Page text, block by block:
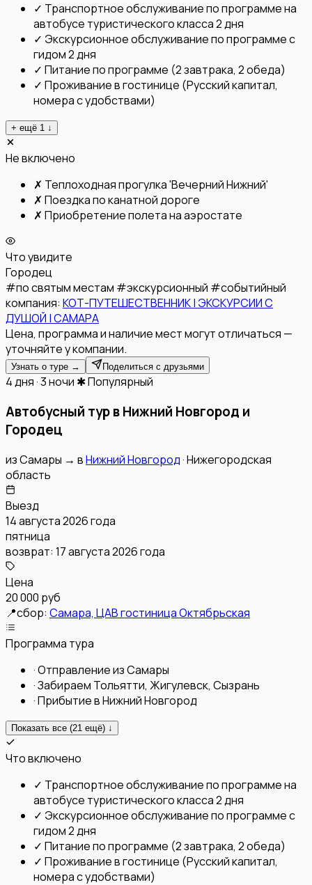
✓ Транспортное обслуживание по программе на
автобусе туристического класса 2 дня
✓ Экскурсионное обслуживание по программе с
гидом 2 дня
✓ Питание по программе (2 завтрака, 2 обеда)
✓ Проживание в гостинице (Русский капитал,
номера с удобствами)
+ ещё 1 ↓
Не включено
✗ Теплоходная прогулка 'Вечерний Нижний'
✗ Поездка по канатной дороге
✗ Приобретение полета на аэростате
Что увидите
Городец
#по святым местам #экскурсионный #событийный
компания: КОТ-ПУТЕШЕСТВЕННИК | ЭКСКУРСИИ С
ДУШОЙ | САМАРА
Цена, программа и наличие мест могут отличаться —
уточняйте у компании.
Узнать о туре → Поделиться с друзьями
4 дня · 3 ночи ✱ Популярный
Автобусный тур в Нижний Новгород и
Городец
изСамары → вНижний Новгород·Нижегородская
область
Выезд
14 августа 2026 года
пятница
возврат: 17 августа 2026 года
Цена
20 000 руб
📍сбор: Самара, ЦАВ гостиница Октябрьская
Программа тура
·Отправление из Самары
·Забираем Тольятти, Жигулевск, Сызрань
·Прибытие в Нижний Новгород
Показать все (21 ещё) ↓
Что включено
✓ Транспортное обслуживание по программе на
автобусе туристического класса 2 дня
✓ Экскурсионное обслуживание по программе с
гидом 2 дня
✓ Питание по программе (2 завтрака, 2 обеда)
✓ Проживание в гостинице (Русский капитал,
номера с удобствами)